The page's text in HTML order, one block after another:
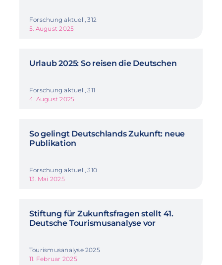
Forschung aktuell, 312
5. August 2025
Urlaub 2025: So reisen die Deutschen
Forschung aktuell, 311
4. August 2025
So gelingt Deutschlands Zukunft: neue
Publikation
Forschung aktuell, 310
13. Mai 2025
Stiftung für Zukunftsfragen stellt 41.
Deutsche Tourismusanalyse vor
Tourismusanalyse 2025
11. Februar 2025